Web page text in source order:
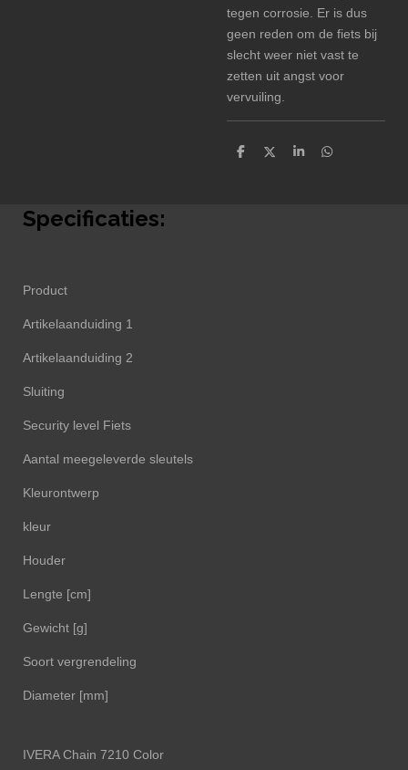
tegen corrosie. Er is dus
geen reden om de fiets bij
slecht weer niet vast te
zetten uit angst voor
vervuiling.
D
D
S
D
Specificaties:
Product
Artikelaanduiding 1
Artikelaanduiding 2
Sluiting
Security level Fiets
Aantal meegeleverde sleutels
Kleurontwerp
kleur
Houder
Lengte [cm]
Gewicht [g]
Soort vergrendeling
Diameter [mm]
IVERA Chain 7210 Color